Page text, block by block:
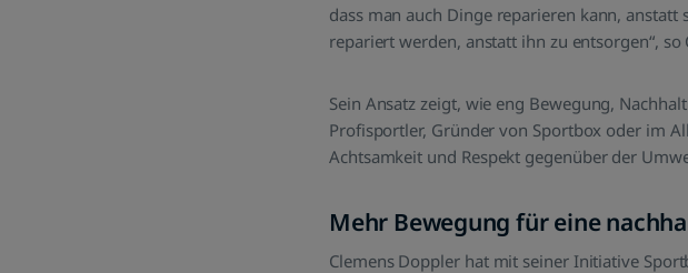
dass man auch Dinge reparieren kann,
repariert werden, anstatt ihn zu entsorgen“, so
Sein Ansatz zeigt, wie eng Bewegung,
Profisportler, Gründer von Sportbox oder im
Achtsamkeit und Respekt gegenüber der
Mehr Bewegung für eine
Clemens Doppler hat mit seiner Initiative